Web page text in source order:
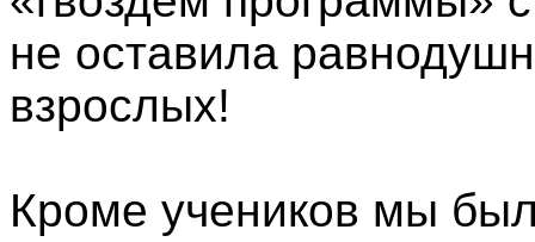
не оставила
взрослых!
Кроме учеников мы